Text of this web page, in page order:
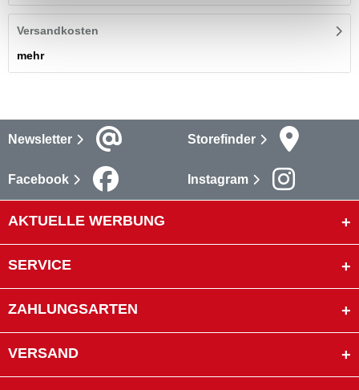
Versandkosten
mehr
Newsletter Storefinder
Facebook Instagram
AKTUELLE WERBUNG
SERVICE
ZAHLUNGSARTEN
VERSAND